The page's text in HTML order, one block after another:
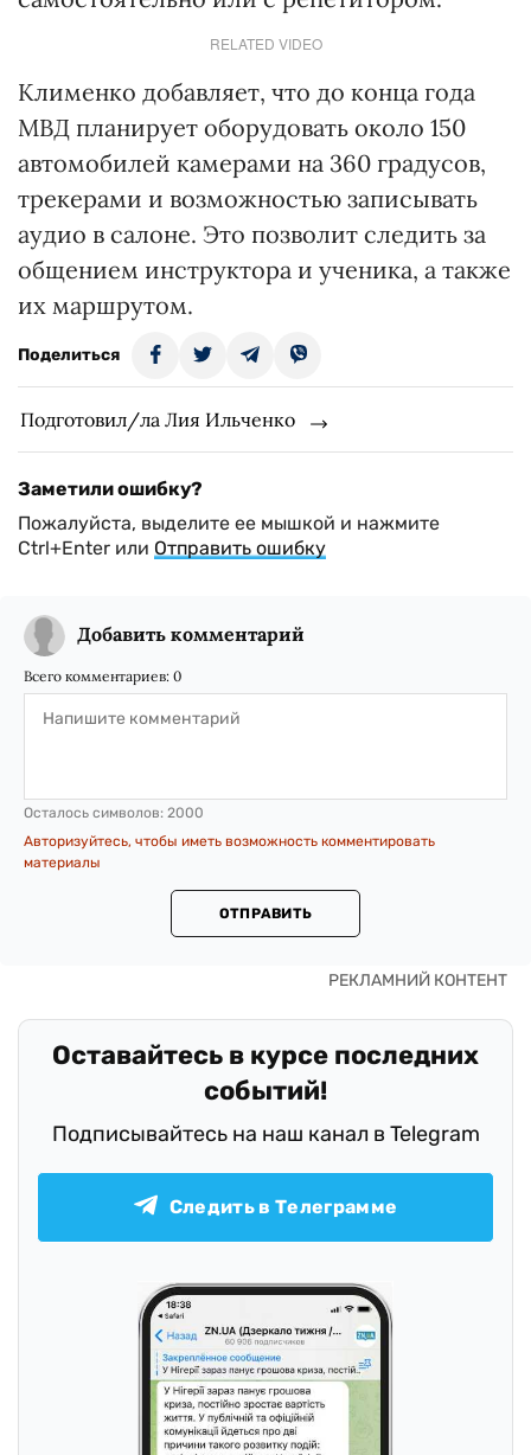
RELATED VIDEO
Клименко добавляет, что до конца года
МВД планирует оборудовать около 150
автомобилей камерами на 360 градусов,
трекерами и возможностью записывать
аудио в салоне. Это позволит следить за
общением инструктора и ученика, а также
их маршрутом.
Поделиться
Подготовил/ла Лия Ильченко
Заметили ошибку?
Пожалуйста, выделите ее мышкой и нажмите
Ctrl+Enter или Отправить ошибку
Добавить комментарий
Всего комментариев: 0
Осталось символов: 2000
Авторизуйтесь, чтобы иметь возможность комментировать
материалы
ОТПРАВИТЬ
Оставайтесь в курсе последних
событий!
Подписывайтесь на наш канал в Telegram
Следить в Телеграмме